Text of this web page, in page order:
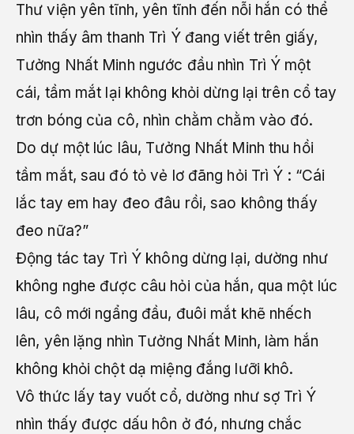
Thư viện yên tĩnh, yên tĩnh đến nỗi hắn có thể
nhìn thấy âm thanh Trì Ý đang viết trên giấy,
Tưởng Nhất Minh ngước đầu nhìn Trì Ý một
cái, tầm mắt lại không khỏi dừng lại trên cổ tay
trơn bóng của cô, nhìn chằm chằm vào đó.
Do dự một lúc lâu, Tưởng Nhất Minh thu hồi
tầm mắt, sau đó tỏ vẻ lơ đãng hỏi Trì Ý : “Cái
lắc tay em hay đeo đâu rồi, sao không thấy
đeo nữa?”
Động tác tay Trì Ý không dừng lại, dường như
không nghe được câu hỏi của hắn, qua một lúc
lâu, cô mới ngẩng đầu, đuôi mắt khẽ nhếch
lên, yên lặng nhìn Tưởng Nhất Minh, làm hắn
không khỏi chột dạ miệng đắng lưỡi khô.
Vô thức lấy tay vuốt cổ, dường như sợ Trì Ý
nhìn thấy được dấu hôn ở đó, nhưng chắc